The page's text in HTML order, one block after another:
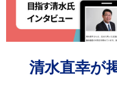
清水直幸が